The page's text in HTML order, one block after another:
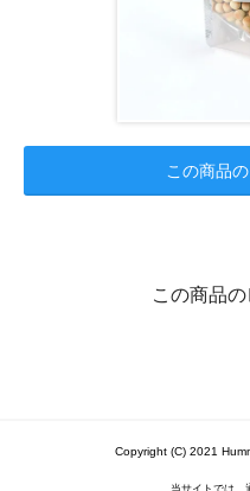
この商品
この商品
Copyright (C) 2021
当サイトでは、